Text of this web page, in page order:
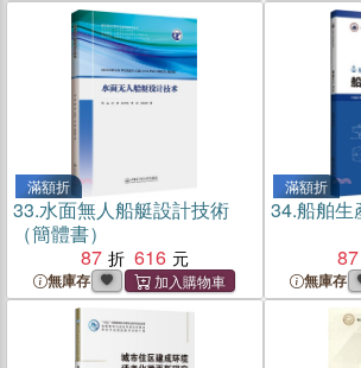
滿額折
33.水面無人船艇設計技術
（簡體書）
87
616
無庫存
滿額折
34.船舶生
87
無庫存